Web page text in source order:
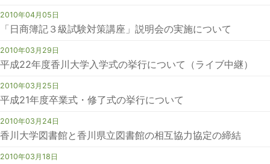
2010年04月05日
「日商簿記３級試験対策講座」説明会の実施について
2010年03月29日
平成22年度香川大学入学式の挙行について（ライブ中継）
2010年03月25日
平成21年度卒業式・修了式の挙行について
2010年03月24日
香川大学図書館と香川県立図書館の相互協力協定の締結
2010年03月18日